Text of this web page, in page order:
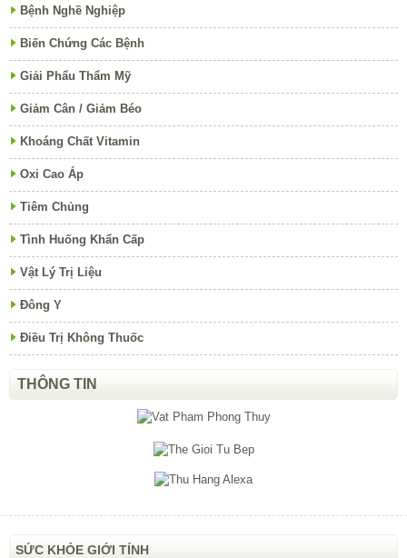
Bệnh Nghề Nghiệp
Biến Chứng Các Bệnh
Giải Phẩu Thẩm Mỹ
Giảm Cân / Giảm Béo
Khoáng Chất Vitamin
Oxi Cao Áp
Tiêm Chủng
Tình Huống Khẩn Cấp
Vật Lý Trị Liệu
Đông Y
Điều Trị Không Thuốc
THÔNG TIN
SỨC KHỎE GIỚI TÍNH